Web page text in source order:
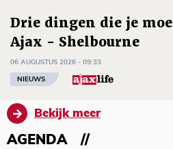
Drie dingen die je
Ajax - Shelbourne
06 AUGUSTUS 2026 - 09:33
NIEUWS
Bekijk meer
AGENDA